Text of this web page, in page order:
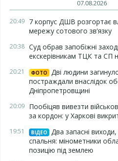
07.08.2026
20:49 7 корпус ДШВ розгортає
мережу сотового зв’язку
20:38 Суд обрав запобіжні
екскерівникам ТЦК та СП
20:21 ФОТО
Дві людини
постраждали внаслідок
Дніпропетровщині
20:09 Пообіцяв вивезти
за кордон: у Харкові
19:51 ВІДЕО
Два запасні
спальня: мінометники
позицію під землею